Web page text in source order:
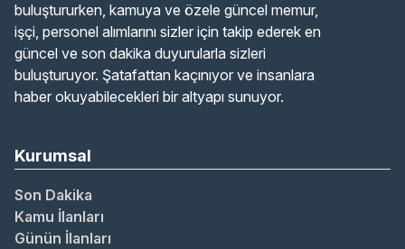
buluştururken, kamuya ve özele güncel memur,
işçi, personel alımlarını sizler için takip ederek en
güncel ve son dakika duyurularla sizleri
buluşturuyor. Şatafattan kaçınıyor ve insanlara
haber okuyabilecekleri bir altyapı sunuyor.
Kurumsal
Son Dakika
Kamu İlanları
Günün İlanları